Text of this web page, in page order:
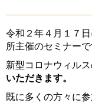
令和２年４月１７
所主催のセミナーで
新型コロナウィル
いただきます。
既に多くの方々に